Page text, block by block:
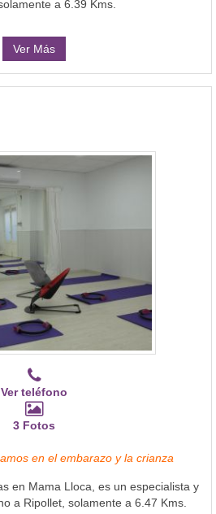
a 6.39 Kms.
Ver Más
Ver teléfono
3 Fotos
en el embarazo y la crianza
en Mama Lloca, es un especialista y
a Ripollet, solamente a 6.47 Kms.